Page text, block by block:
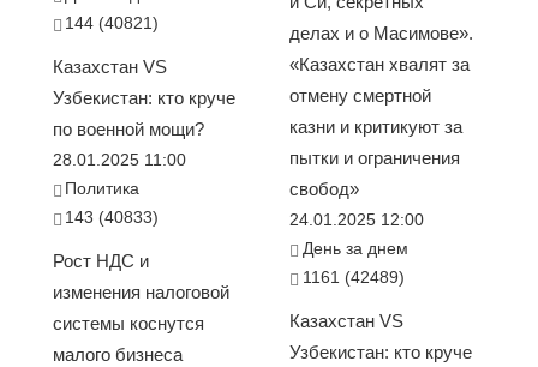
144 (40821)
Казахстан VS
Узбекистан: кто круче
по военной мощи?
28.01.2025 11:00
Политика
143 (40833)
Рост НДС и
изменения налоговой
системы коснутся
малого бизнеса
делах и о Масимове».
«Казахстан хвалят за
отмену смертной
казни и критикуют за
пытки и ограничения
свобод»
24.01.2025 12:00
День за днем
1161 (42489)
Казахстан VS
Узбекистан: кто круче